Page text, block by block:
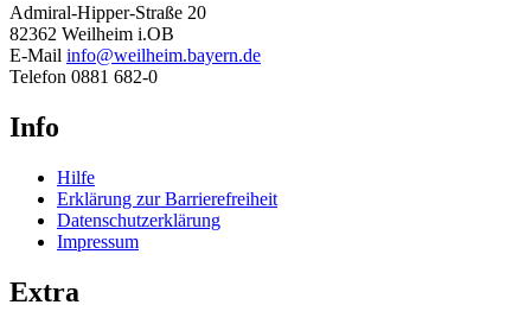
Admiral-Hipper-Straße 20
82362 Weilheim i.OB
E-Mail info@weilheim.bayern.de
Telefon 0881 682-0
Info
Hilfe
Erklärung zur Barrierefreiheit
Datenschutzerklärung
Impressum
Extra